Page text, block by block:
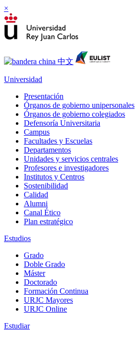
×
Universidad
Presentación
Órganos de gobierno unipersonales
Órganos de gobierno colegiados
Defensoría Universitaria
Campus
Facultades y Escuelas
Departamentos
Unidades y servicios centrales
Profesores e investigadores
Institutos y Centros
Sostenibilidad
Calidad
Alumni
Canal Ético
Plan estratégico
Estudios
Grado
Doble Grado
Máster
Doctorado
Formación Continua
URJC Mayores
URJC Online
Estudiar